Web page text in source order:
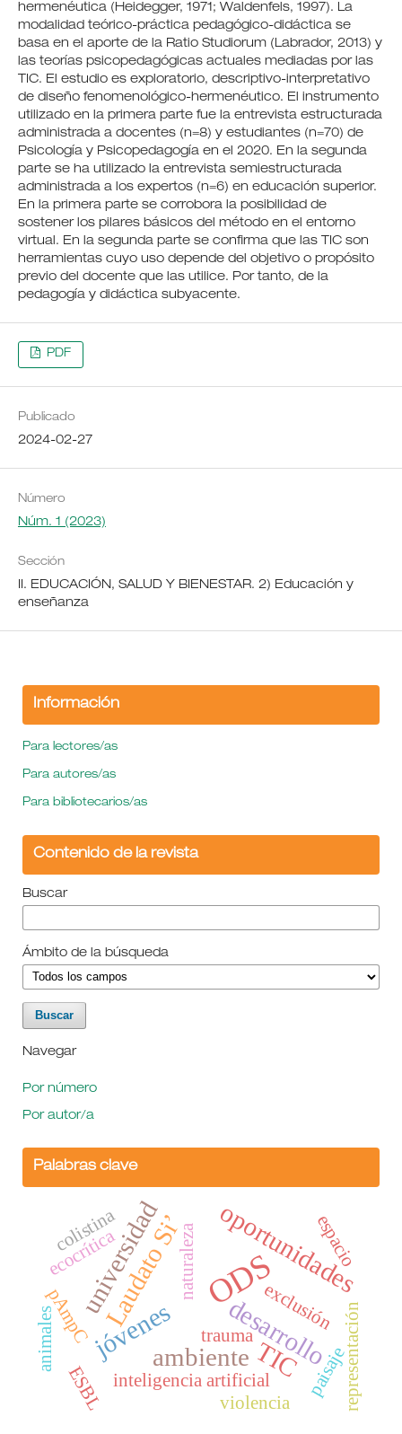
hermenéutica (Heidegger, 1971; Waldenfels, 1997). La
modalidad teórico-práctica pedagógico-didáctica se
basa en el aporte de la Ratio Studiorum (Labrador, 2013) y
las teorías psicopedagógicas actuales mediadas por las
TIC. El estudio es exploratorio, descriptivo-interpretativo
de diseño fenomenológico-hermenéutico. El instrumento
utilizado en la primera parte fue la entrevista estructurada
administrada a docentes (n=8) y estudiantes (n=70) de
Psicología y Psicopedagogía en el 2020. En la segunda
parte se ha utilizado la entrevista semiestructurada
administrada a los expertos (n=6) en educación superior.
En la primera parte se corrobora la posibilidad de
sostener los pilares básicos del método en el entorno
virtual. En la segunda parte se confirma que las TIC son
herramientas cuyo uso depende del objetivo o propósito
previo del docente que las utilice. Por tanto, de la
pedagogía y didáctica subyacente.
PDF
Publicado
2024-02-27
Número
Núm. 1 (2023)
Sección
II. EDUCACIÓN, SALUD Y BIENESTAR. 2) Educación y
enseñanza
Información
Para lectores/as
Para autores/as
Para bibliotecarios/as
Contenido de la revista
Buscar
Ámbito de la búsqueda
Navegar
Por número
Por autor/a
Palabras clave
ODS
jóvenes
Laudato Si’ oportunidades
desarrollo
universidad
ambiente TIC
inteligencia artificial
exclusión representación
naturaleza
paisaje
espacio
ecocrítica
colistina
ESBL
pAmpC
animales
violencia
trauma